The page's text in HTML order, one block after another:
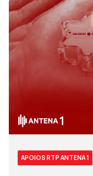
APOIOS RTP ANTENA 1